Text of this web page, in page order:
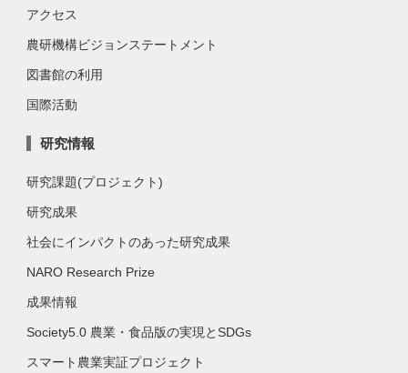
アクセス
農研機構ビジョンステートメント
図書館の利用
国際活動
研究情報
研究課題(プロジェクト)
研究成果
社会にインパクトのあった研究成果
NARO Research Prize
成果情報
Society5.0 農業・食品版の実現とSDGs
スマート農業実証プロジェクト